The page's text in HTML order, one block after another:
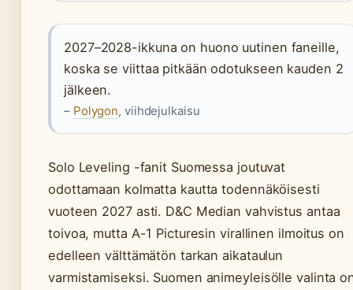
2027–2028-ikkuna on huono uutinen faneille,
koska se viittaa pitkään odotukseen kauden 2
jälkeen.
– Polygon, viihdejulkaisu
Solo Leveling -fanit Suomessa joutuvat
odottamaan kolmatta kautta todennäköisesti
vuoteen 2027 asti. D&C Median vahvistus antaa
toivoa, mutta A-1 Picturesin virallinen ilmoitus on
edelleen välttämätön tarkan aikataulun
varmistamiseksi. Suomen animeyleisölle valinta